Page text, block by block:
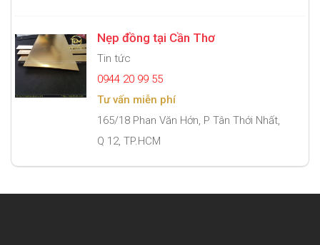
Nẹp đồng tại Cần Thơ
Tin tức
0944 20 99 55
Tư vấn miễn phí
165/18 Phan Văn Hớn, P Tân Thới Nhất,
Q 12, TP.HCM